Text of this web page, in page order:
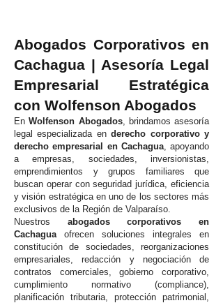
Abogados Corporativos en
Cachagua | Asesoría Legal
Empresarial Estratégica
con Wolfenson Abogados
EnWolfenson Abogados, brindamos asesoría
legal especializada enderecho corporativo y
derecho empresarial en Cachagua, apoyando
a empresas, sociedades, inversionistas,
emprendimientos y grupos familiares que
buscan operar con seguridad jurídica, eficiencia
y visión estratégica en uno de los sectores más
exclusivos de la Región de Valparaíso.
Nuestros abogados corporativos en
Cachaguaofrecen soluciones integrales en
constitución de sociedades, reorganizaciones
empresariales, redacción y negociación de
contratos comerciales, gobierno corporativo,
cumplimiento normativo (compliance),
planificación tributaria, protección patrimonial,